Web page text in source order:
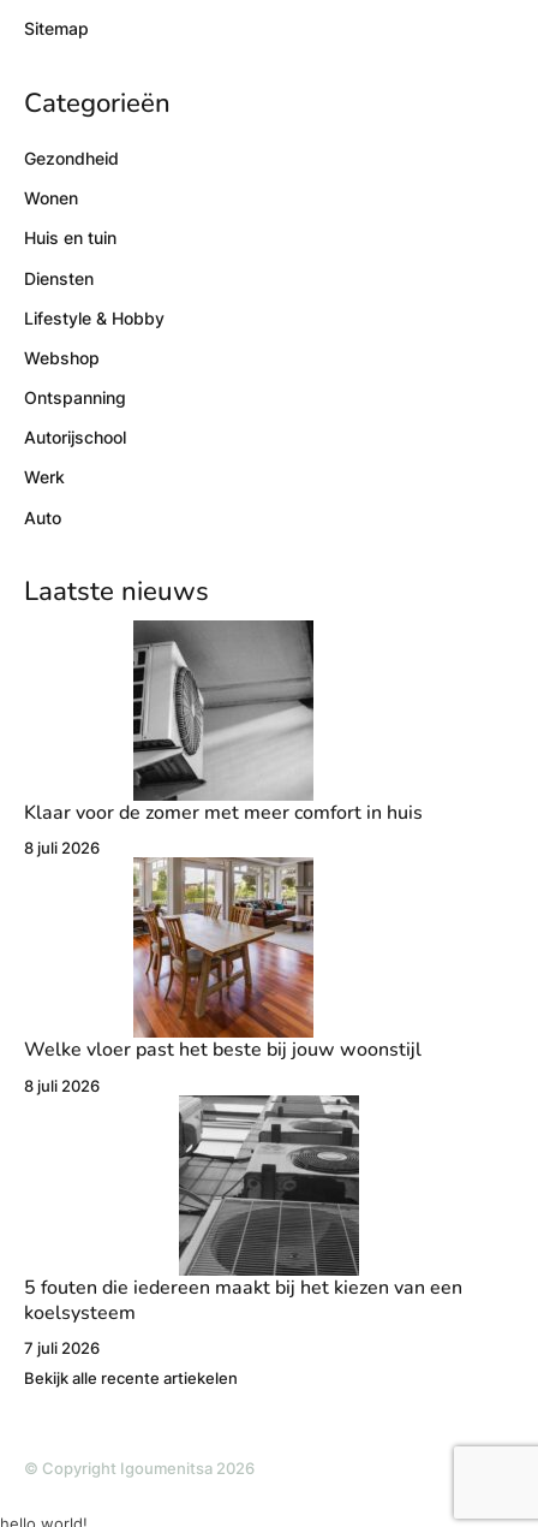
Sitemap
Categorieën
Gezondheid
Wonen
Huis en tuin
Diensten
Lifestyle & Hobby
Webshop
Ontspanning
Autorijschool
Werk
Auto
Laatste nieuws
Klaar voor de zomer met meer comfort in huis
8 juli 2026
Welke vloer past het beste bij jouw woonstijl
8 juli 2026
5 fouten die iedereen maakt bij het kiezen van een
koelsysteem
7 juli 2026
Bekijk alle recente artiekelen
© Copyright Igoumenitsa 2026
hello world!